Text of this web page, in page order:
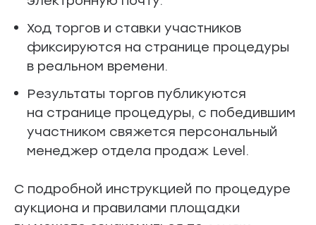
Ход торгов и ставки участников
фиксируются на странице процедуры
в реальном времени.
Результаты торгов публикуются
на странице процедуры, с победившим
участником свяжется персональный
менеджер отдела продаж Level.
С подробной инструкцией по процедуре
аукциона и правилами площадки